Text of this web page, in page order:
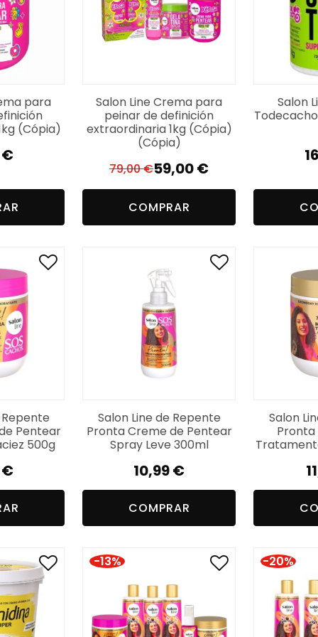
para
(Cópia)
€
Salon Line Crema para
peinar de definición
extraordinaria 1kg (Cópia)
(Cópia)
79,00€ El
precio
original
era:
59,00€
El
precio
actual
es:
COMPRAR
Salon
Pentear
500g
€
Salon Line de Repente
Pronta Creme de Pentear
Spray Leve 300ml
10,99€
COMPRAR
Salon
-13% -20%